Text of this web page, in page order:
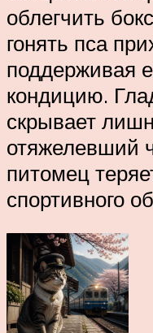
облегчить
гонять пса
поддерживая
кондицию.
скрывает
отяжелевший
питомец
спортивного